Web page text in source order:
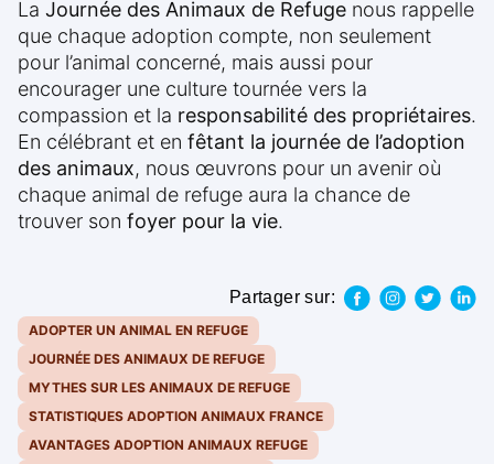
La Journée des Animaux de Refuge nous rappelle
que chaque adoption compte, non seulement
pour l’animal concerné, mais aussi pour
encourager une culture tournée vers la
compassion et la responsabilité des propriétaires.
En célébrant et en fêtant la journée de l’adoption
des animaux, nous œuvrons pour un avenir où
chaque animal de refuge aura la chance de
trouver son foyer pour la vie.
Partager sur:
ADOPTER UN ANIMAL EN REFUGE
JOURNÉE DES ANIMAUX DE REFUGE
MYTHES SUR LES ANIMAUX DE REFUGE
STATISTIQUES ADOPTION ANIMAUX FRANCE
AVANTAGES ADOPTION ANIMAUX REFUGE